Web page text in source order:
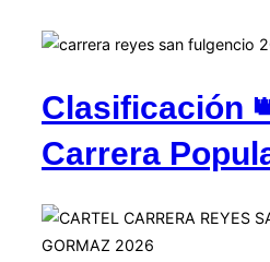
Clasificación
Carrera